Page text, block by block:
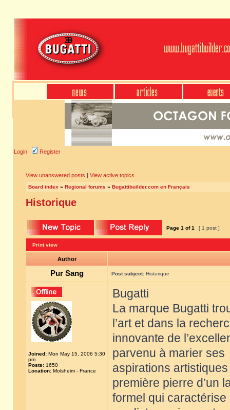
Login Register
View unanswered posts | View active topics
Board index » Regional forums » Bugattibuilder.com en Français
Historique
Page 1 of1 [ 1 post ]
Print view
Author
Pur Sang Post subject: Historique
Joined: Mon May 15, 2006 5:30
pm
Posts: 1650
Location: Molsheim - France
Bugatti
La marque Bugatti
l’art et dans la
innovante de
parvenu à marier ses
aspirations
première pierre d’un
formel qui caractérise